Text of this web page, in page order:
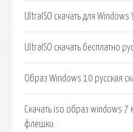
UltraISO скачать для Windows
UltraISO скачать бесплатно
Образ Windows 10 русская
Скачать iso образ windows 7
флешки.